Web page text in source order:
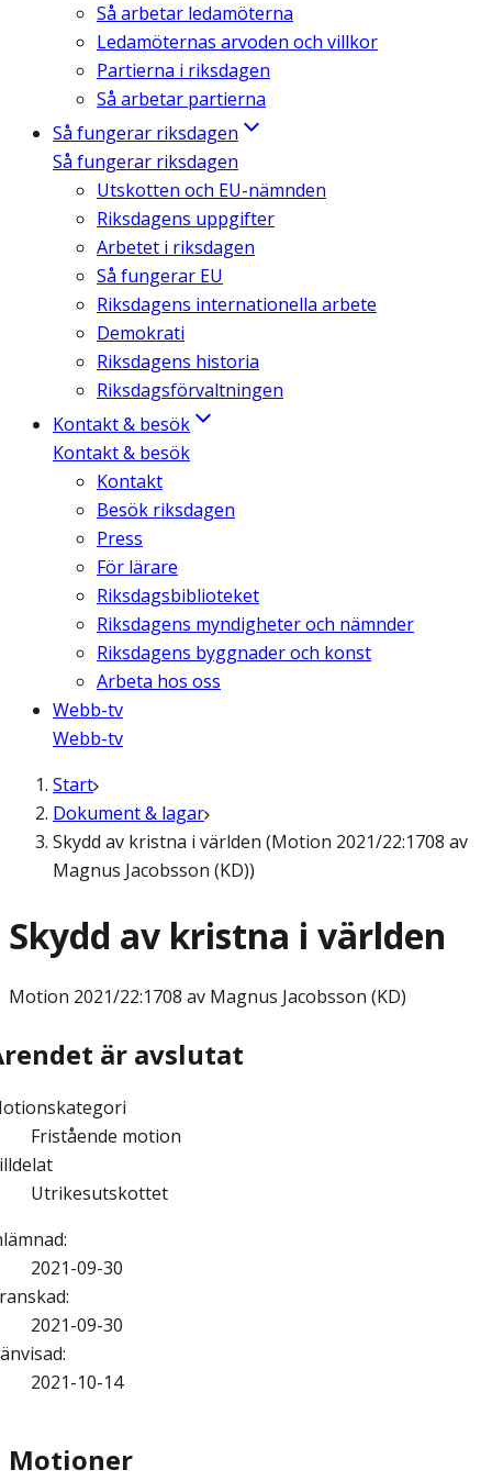
Så arbetar ledamöterna
Ledamöternas arvoden och villkor
Partierna i riksdagen
Så arbetar partierna
Så fungerar riksdagen
Så fungerar riksdagen
Utskotten och EU-nämnden
Riksdagens uppgifter
Arbetet i riksdagen
Så fungerar EU
Riksdagens internationella arbete
Demokrati
Riksdagens historia
Riksdagsförvaltningen
Kontakt & besök
Kontakt & besök
Kontakt
Besök riksdagen
Press
För lärare
Riksdagsbiblioteket
Riksdagens myndigheter och nämnder
Riksdagens byggnader och konst
Arbeta hos oss
Webb-tv
Webb-tv
Start
Dokument & lagar
Skydd av kristna i världen (Motion 2021/22:1708 av
Magnus Jacobsson (KD))
Skydd av kristna i världen
Motion 2021/22:1708 av Magnus Jacobsson (KD)
är avslutat
Fristående motion
Utrikesutskottet
:
2021-09-30
:
2021-09-30
:
2021-10-14
Motioner